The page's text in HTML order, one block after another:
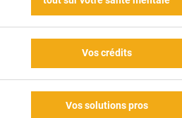
Vos crédits
Vos solutions pros